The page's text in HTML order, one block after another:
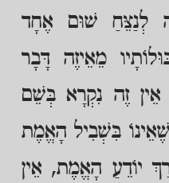
לְנַצֵּחַ שׁוּם אֶחָד
מֵאֵיזֶה דָּבָר
זֶה נִקְרָא בְּשֵׁם
בִּשְׁבִיל הָאֱמֶת
יוֹדֵעַ הָאֱמֶת, אֵין